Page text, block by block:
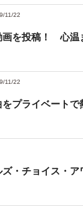
11/22
画を投稿！ 心温
11/22
プライベート
・チョイス・ア